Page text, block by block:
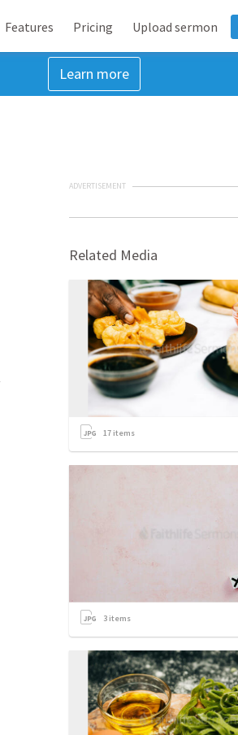
Features Pricing Upload sermon
Learn more
ADVERTISEMENT
Related Media
17 items
3 items